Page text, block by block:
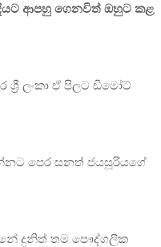
ආපහු ගෙනවිත් ඔහුට කළ
ලංකා ඒ පිලට ඩිමෝට්
පෙර සනත් ජයසූරියගේ
දුනිත් තම පෞද්ගලික